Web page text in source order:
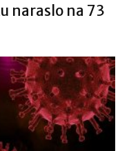
naraslo na 73